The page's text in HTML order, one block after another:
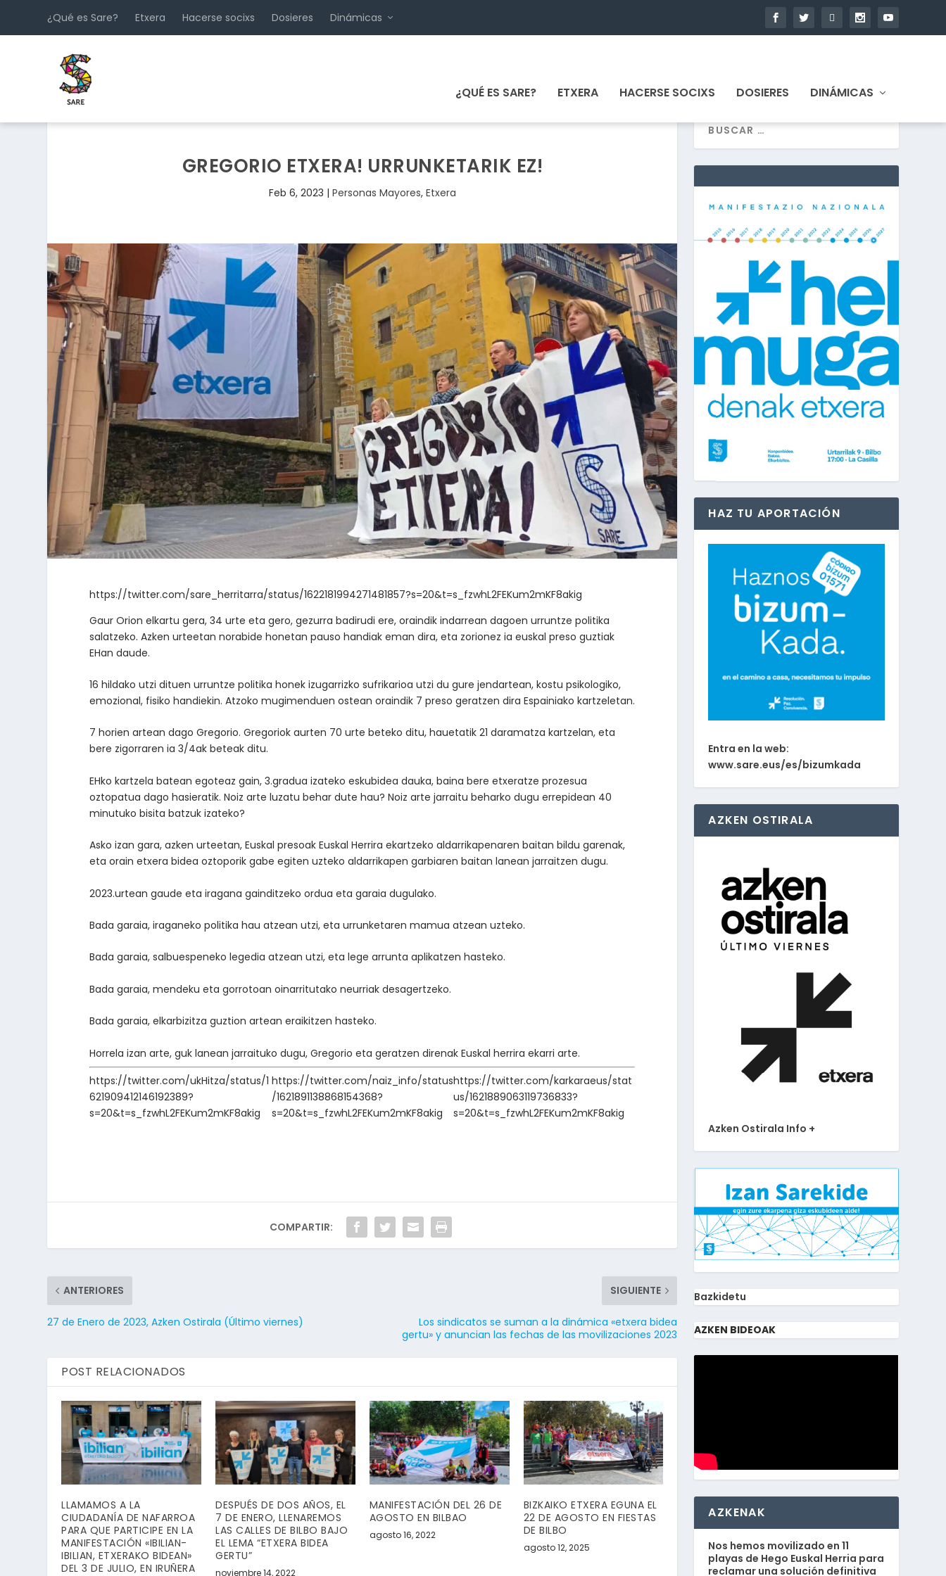
¿Qué es Sare? Etxera Hacerse socixs Dosieres Dinámicas
¿QUÉ ES SARE? ETXERA HACERSE SOCIXS DOSIERES DINÁMICAS
GREGORIO ETXERA! URRUNKETARIK EZ!
Feb 6, 2023 | Personas Mayores, Etxera
https://twitter.com/sare_herritarra/status/1622181994271481857?s=20&t=s_fzwhL2FEKum2mKF8akig
Gaur Orion elkartu gera, 34 urte eta gero, gezurra badirudi ere, oraindik indarrean dagoen urruntze politika
salatzeko. Azken urteetan norabide honetan pauso handiak eman dira, eta zorionez ia euskal preso guztiak
EHan daude.
16 hildako utzi dituen urruntze politika honek izugarrizko sufrikarioa utzi du gure jendartean, kostu psikologiko,
emozional, fisiko handiekin. Atzoko mugimenduen ostean oraindik 7 preso geratzen dira Espainiako kartzeletan.
7 horien artean dago Gregorio. Gregoriok aurten 70 urte beteko ditu, hauetatik 21 daramatza kartzelan, eta
bere zigorraren ia 3/4ak beteak ditu.
EHko kartzela batean egoteaz gain, 3.gradua izateko eskubidea dauka, baina bere etxeratze prozesua
oztopatua dago hasieratik. Noiz arte luzatu behar dute hau? Noiz arte jarraitu beharko dugu errepidean 40
minutuko bisita batzuk izateko?
Asko izan gara, azken urteetan, Euskal presoak Euskal Herrira ekartzeko aldarrikapenaren baitan bildu garenak,
eta orain etxera bidea oztoporik gabe egiten uzteko aldarrikapen garbiaren baitan lanean jarraitzen dugu.
2023.urtean gaude eta iragana gainditzeko ordua eta garaia dugulako.
Bada garaia, iraganeko politika hau atzean utzi, eta urrunketaren mamua atzean uzteko.
Bada garaia, salbuespeneko legedia atzean utzi, eta lege arrunta aplikatzen hasteko.
Bada garaia, mendeku eta gorrotoan oinarritutako neurriak desagertzeko.
Bada garaia, elkarbizitza guztion artean eraikitzen hasteko.
Horrela izan arte, guk lanean jarraituko dugu, Gregorio eta geratzen direnak Euskal herrira ekarri arte.
https://twitter.com/ukHitza/status/1
621909412146192389?
s=20&t=s_fzwhL2FEKum2mKF8akig
https://twitter.com/naiz_info/status
/1621891138868154368?
s=20&t=s_fzwhL2FEKum2mKF8akig
https://twitter.com/karkaraeus/stat
us/1621889063119736833?
s=20&t=s_fzwhL2FEKum2mKF8akig
COMPARTIR:
ANTERIORES
27 de Enero de 2023, Azken Ostirala (Último viernes)
SIGUIENTE
Los sindicatos se suman a la dinámica «etxera bidea
gertu» y anuncian las fechas de las movilizaciones 2023
POST RELACIONADOS
LLAMAMOS A LA
CIUDADANÍA DE NAFARROA
PARA QUE PARTICIPE EN LA
MANIFESTACIÓN «IBILIAN-
IBILIAN, ETXERAKO BIDEAN»
DEL 3 DE JULIO, EN IRUÑERA
DESPUÉS DE DOS AÑOS, EL
7 DE ENERO, LLENAREMOS
LAS CALLES DE BILBO BAJO
EL LEMA “ETXERA BIDEA
GERTU”
noviembre 14, 2022
MANIFESTACIÓN DEL 26 DE
AGOSTO EN BILBAO
agosto 16, 2022
BIZKAIKO ETXERA EGUNA EL
22 DE AGOSTO EN FIESTAS
DE BILBO
agosto 12, 2025
HAZ TU APORTACIÓN
Entra en la web:
www.sare.eus/es/bizumkada
AZKEN OSTIRALA
Azken Ostirala Info +
Bazkidetu
AZKEN BIDEOAK
AZKENAK
Nos hemos movilizado en 11
playas de Hego Euskal Herria para
reclamar una solución definitiva